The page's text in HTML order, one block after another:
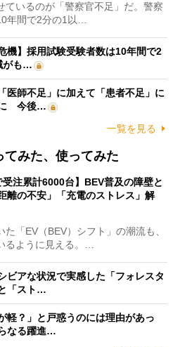
いるのが「警察官不足」だ。警察
年間で2分の1以…
機】採用試験受験者数は10年間で2
がも…
医師不足」に加えて「患者不足」に
に 今後…
一覧を見る
みた、使ってみた
受注累計6000台】BEV普及の障壁と
離の不安」「充電のストレス」解
「EV（BEV）シフト」の潮流も、
るように見える。…
ビアな状況で実感した「フォレスタ
「スト…
軽？」と戸惑うのには理由があっ
なる躍進…